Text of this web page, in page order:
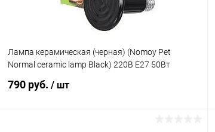
Лампа керамическая (черная) (Nomoy Pet
Normal ceramic lamp Black) 220В E27 50Вт
790 руб. / шт